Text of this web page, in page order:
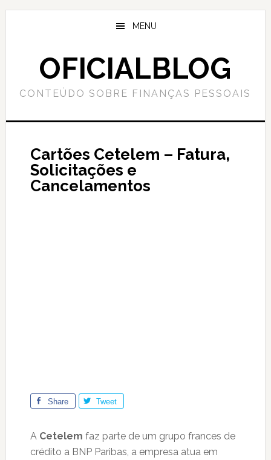
Skip
Skip
MENU
OFICIALBLOG
CONTEÚDO SOBRE FINANÇAS PESSOAIS
Cartões Cetelem – Fatura,
Solicitações e
Cancelamentos
Share Tweet
A Cetelem faz parte de um grupo frances de
crédito a BNP Paribas, a empresa atua em